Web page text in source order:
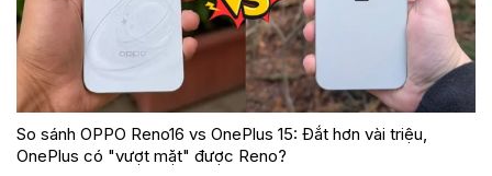
So sánh OPPO Reno16 vs OnePlus 15: Đắt hơn vài triệu,
OnePlus có "vượt mặt" được Reno?